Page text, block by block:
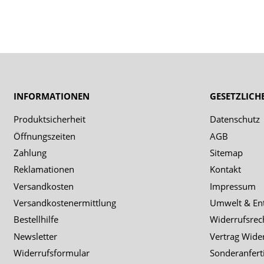
INFORMATIONEN
Produktsicherheit
Öffnungszeiten
Zahlung
Reklamationen
Versandkosten
Versandkostenermittlung
Bestellhilfe
Newsletter
Widerrufsformular
Datenschutz
AGB
Sitemap
Kontakt
Impressum
Umwelt &
Vertrag